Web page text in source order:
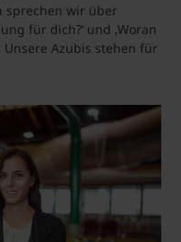
sprechen wir über
für dich?‘ und ‚Woran
Azubis stehen für